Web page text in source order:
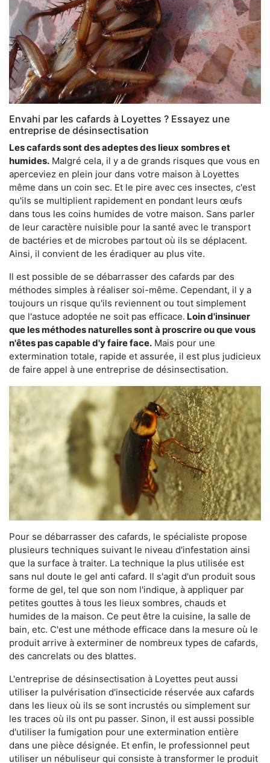
Envahi par les cafards à Loyettes ? Essayez une
entreprise de désinsectisation
Les cafards sont des adeptes des lieux sombres et
humides. Malgré cela, il y a de grands risques que vous en
aperceviez en plein jour dans votre maison à Loyettes
même dans un coin sec. Et le pire avec ces insectes, c'est
qu'ils se multiplient rapidement en pondant leurs œufs
dans tous les coins humides de votre maison. Sans parler
de leur caractère nuisible pour la santé avec le transport
de bactéries et de microbes partout où ils se déplacent.
Ainsi, il convient de les éradiquer au plus vite.
Il est possible de se débarrasser des cafards par des
méthodes simples à réaliser soi-même. Cependant, il y a
toujours un risque qu'ils reviennent ou tout simplement
que l'astuce adoptée ne soit pas efficace. Loin d'insinuer
que les méthodes naturelles sont à proscrire ou que vous
n'êtes pas capable d'y faire face. Mais pour une
extermination totale, rapide et assurée, il est plus judicieux
de faire appel à une entreprise de désinsectisation.
Pour se débarrasser des cafards, le spécialiste propose
plusieurs techniques suivant le niveau d'infestation ainsi
que la surface à traiter. La technique la plus utilisée est
sans nul doute le gel anti cafard. Il s'agit d'un produit sous
forme de gel, tel que son nom l'indique, à appliquer par
petites gouttes à tous les lieux sombres, chauds et
humides de la maison. Ce peut être la cuisine, la salle de
bain, etc. C'est une méthode efficace dans la mesure où le
produit arrive à exterminer de nombreux types de cafards,
des cancrelats ou des blattes.
L'entreprise de désinsectisation à Loyettes peut aussi
utiliser la pulvérisation d'insecticide réservée aux cafards
dans les lieux où ils se sont incrustés ou simplement sur
les traces où ils ont pu passer. Sinon, il est aussi possible
d'utiliser la fumigation pour une extermination entière
dans une pièce désignée. Et enfin, le professionnel peut
utiliser un nébuliseur qui consiste à transformer le produit